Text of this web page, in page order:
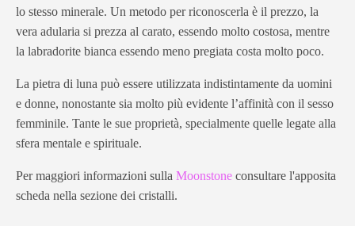
lo stesso minerale. Un metodo per riconoscerla è il prezzo, la
vera adularia si prezza al carato, essendo molto costosa, mentre
la labradorite bianca essendo meno pregiata costa molto poco.
La pietra di luna può essere utilizzata indistintamente da uomini
e donne, nonostante sia molto più evidente l’affinità con il sesso
femminile. Tante le sue proprietà, specialmente quelle legate alla
sfera mentale e spirituale.
Per maggiori informazioni sulla Moonstone consultare l'apposita
scheda nella sezione dei cristalli.